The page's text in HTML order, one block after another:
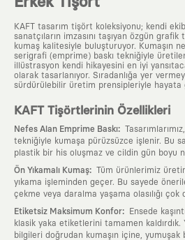
KAFT tasarım tişört koleksiyonu; kendi
sanatçıların imzasını taşıyan özgün grafik
kumaş kalitesiyle buluşturuyor. Kumaşın
serigrafi (emprime) baskı tekniğiyle
illüstrasyon kendi hikayesini en iyi
olarak tasarlanıyor. Sıradanlığa yer
sürdürülebilir üretim prensipleriyle hayata
KAFT Tişörtlerinin Özellikleri
Nefes Alan Emprime Baskı:
tekniğiyle kumaşa pürüzsüzce işlenir. Bu
plastik bir his oluşmaz ve cildin gün boyu
Ön Yıkamalı Kumaş: Tüm ürünlerimiz
yıkama işleminden geçer. Bu sayede
çekme veya daralma yaşama olasılığı çok
Etiketsiz Maksimum Konfor:
Ensede
klasik yaka etiketlerini tamamen kaldırdık.
bilgileri doğrudan kumaşın içine, yumuşak